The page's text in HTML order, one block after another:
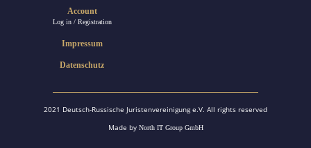
Account
Log in / Registration
Impressum
Datenschutz
2021 Deutsch-Russische Juristenvereinigung e.V. All rights reserved
Made by North IT Group GmbH